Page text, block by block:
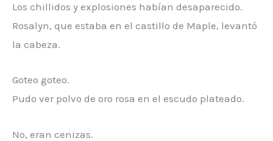
Los chillidos y explosiones habían desaparecido.
Rosalyn, que estaba en el castillo de Maple, levantó
la cabeza.
Goteo goteo.
Pudo ver polvo de oro rosa en el escudo plateado.
No, eran cenizas.